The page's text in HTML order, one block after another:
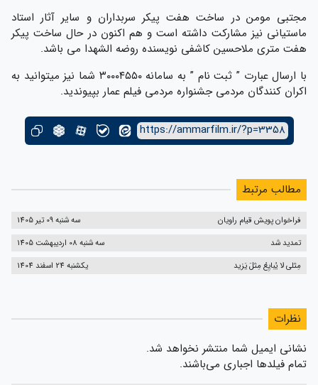
مجتبی مومن در ساخت هفت پیکر سربداران و سایر آثار استاد
ماستیانی نیز مشارکت داشته است و هم اکنون در حال ساخت پیکر
هفت متری ملاحسین کاشفی نویسنده روضه الشهدا می باشد.
با ارسال عبارت ” ثبت نام ” به سامانه ۳۰۰۰۴۵۵۰ شما نیز میتوانید به
اکران کنندگان مردمی جشنواره مردمی فیلم عمار بپیوندید.
https://ammarfilm.ir/?p=3358
مطالب مرتبط
فراخوان پویش قیام راویان
سه شنبه 09 تیر 1405
تمدید شد
سه شنبه 08 اردیبهشت 1405
مِثلی لا یُبایِعُ مِثلَ یَزید
یکشنبه 24 اسفند 1404
نظرات
نشانی ایمیل شما منتشر نخواهد شد.
تمام فیلدها اجباری می‌باشند.